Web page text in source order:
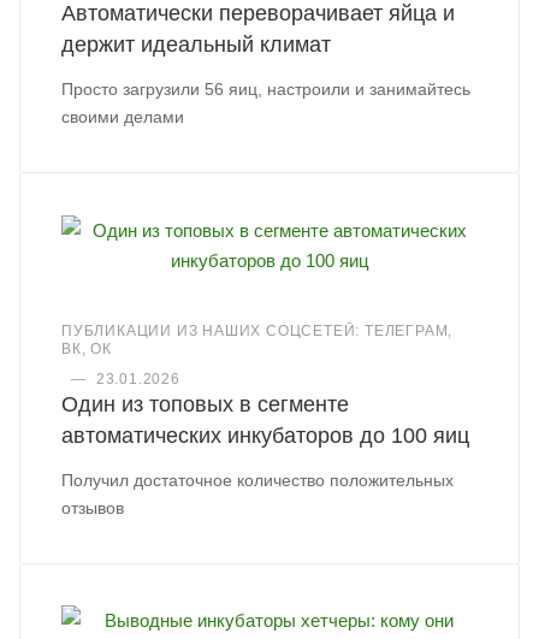
Автоматически переворачивает яйца и
держит идеальный климат
Просто загрузили 56 яиц, настроили и занимайтесь
своими делами
ПУБЛИКАЦИИ ИЗ НАШИХ СОЦСЕТЕЙ: ТЕЛЕГРАМ,
ВК, ОК
—
23.01.2026
Один из топовых в сегменте
автоматических инкубаторов до 100 яиц
Получил достаточное количество положительных
отзывов